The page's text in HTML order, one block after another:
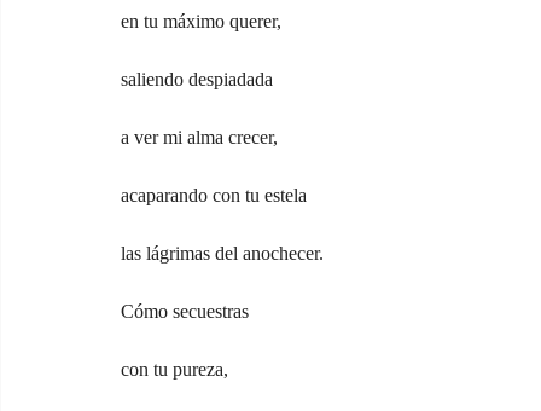
en tu máximo querer,
saliendo despiadada
a ver mi alma crecer,
acaparando con tu estela
las lágrimas del anochecer.
Cómo secuestras
con tu pureza,